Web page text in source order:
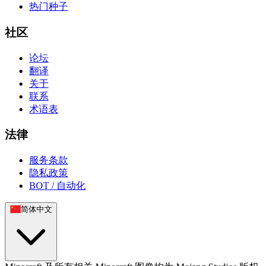
热门种子
社区
论坛
翻译
关于
联系
术语表
法律
服务条款
隐私政策
BOT / 自动化
简体中文